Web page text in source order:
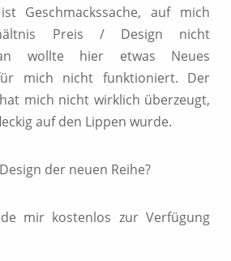
Geschmackssache, auf mich
Preis / Design nicht
wollte hier etwas Neues
mich nicht funktioniert. Der
mich nicht wirklich überzeugt,
auf den Lippen wurde.
der neuen Reihe?
mir kostenlos zur Verfügung